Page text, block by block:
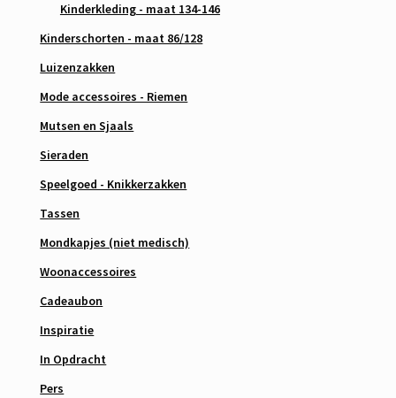
Kinderkleding - maat 134-146
Kinderschorten - maat 86/128
Luizenzakken
Mode accessoires - Riemen
Mutsen en Sjaals
Sieraden
Speelgoed - Knikkerzakken
Tassen
Mondkapjes (niet medisch)
Woonaccessoires
Cadeaubon
Inspiratie
In Opdracht
Pers